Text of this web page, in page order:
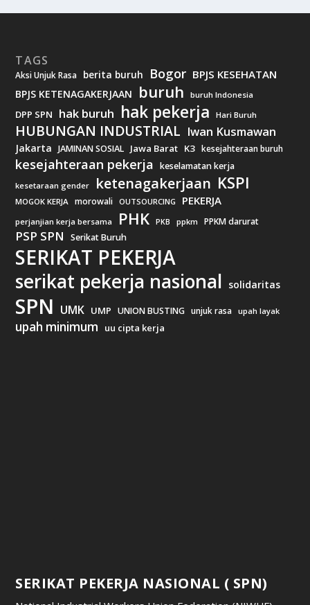
TAGS
Aksi Unjuk Rasa berita buruh Bogor BPJS KESEHATAN
BPJS KETENAGAKERJAAN buruh buruh Indonesia
DPP SPN hak buruh hak pekerja Hari Buruh
HUBUNGAN INDUSTRIAL Iwan Kusmawan
Jakarta JAMINAN SOSIAL Jawa Barat K3 kesejahteraan buruh
kesejahteraan pekerja keselamatan kerja
kesetaraan gender ketenagakerjaan KSPI
MOGOK KERJA morowali OUTSOURCING PEKERJA
perjanjian kerja bersama PHK PKB ppkm PPKM darurat
PSP SPN Serikat Buruh
SERIKAT PEKERJA
serikat pekerja nasional solidaritas
SPN UMK UMP UNION BUSTING unjuk rasa upah layak
upah minimum uu cipta kerja
SERIKAT PEKERJA NASIONAL ( SPN)